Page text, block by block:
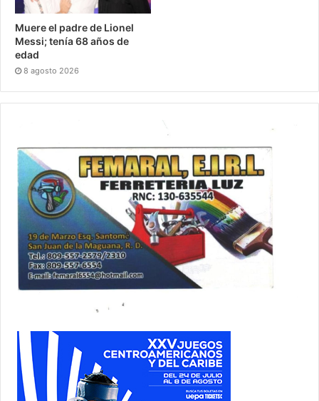
Muere el padre de Lionel
Messi; tenía 68 años de
edad
8 agosto 2026